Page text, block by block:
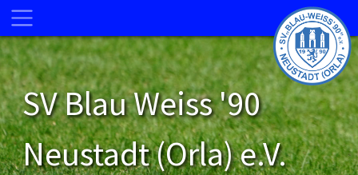
SV Blau Weiss '90
Neustadt (Orla) e.V.